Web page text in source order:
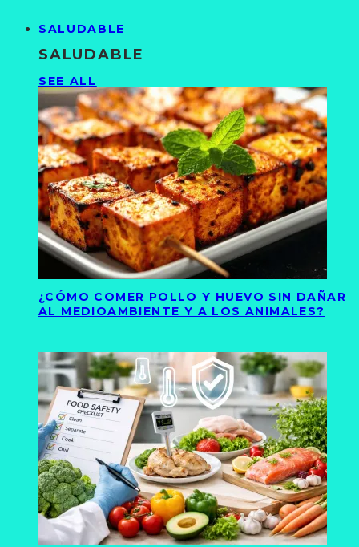
SALUDABLE
SALUDABLE
SEE ALL
¿CÓMO COMER POLLO Y HUEVO SIN DAÑAR
AL MEDIOAMBIENTE Y A LOS ANIMALES?